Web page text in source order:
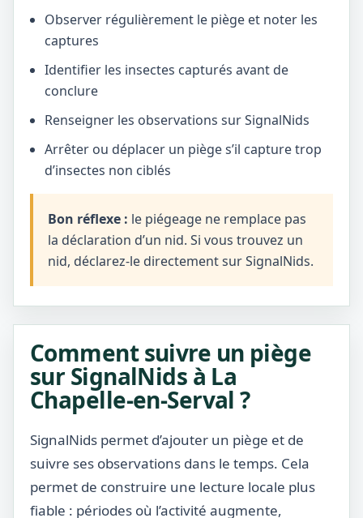
Observer régulièrement le piège et noter les
captures
Identifier les insectes capturés avant de
conclure
Renseigner les observations sur SignalNids
Arrêter ou déplacer un piège s’il capture trop
d’insectes non ciblés
Bon réflexe : le piégeage ne remplace pas
la déclaration d’un nid. Si vous trouvez un
nid, déclarez-le directement sur SignalNids.
Comment suivre un piège
sur SignalNids à La
Chapelle-en-Serval ?
SignalNids permet d’ajouter un piège et de
suivre ses observations dans le temps. Cela
permet de construire une lecture locale plus
fiable : périodes où l’activité augmente,